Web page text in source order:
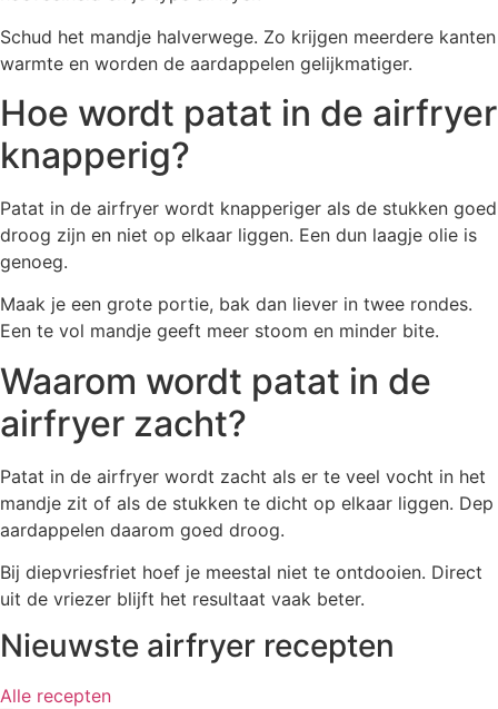
Schud het mandje halverwege. Zo krijgen meerdere kanten
warmte en worden de aardappelen gelijkmatiger.
Hoe wordt patat in de airfryer
knapperig?
Patat in de airfryer wordt knapperiger als de stukken goed
droog zijn en niet op elkaar liggen. Een dun laagje olie is
genoeg.
Maak je een grote portie, bak dan liever in twee rondes.
Een te vol mandje geeft meer stoom en minder bite.
Waarom wordt patat in de
airfryer zacht?
Patat in de airfryer wordt zacht als er te veel vocht in het
mandje zit of als de stukken te dicht op elkaar liggen. Dep
aardappelen daarom goed droog.
Bij diepvriesfriet hoef je meestal niet te ontdooien. Direct
uit de vriezer blijft het resultaat vaak beter.
Nieuwste airfryer recepten
Alle recepten